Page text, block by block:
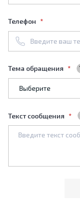
Телефон
Тема обращения
Текст сообщения